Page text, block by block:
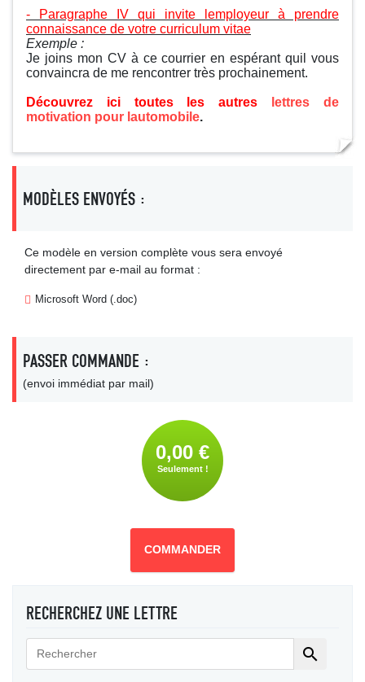
- Paragraphe IV qui invite lemployeur à prendre
connaissance de votre curriculum vitae
Exemple :
Je joins mon CV à ce courrier en espérant quil vous
convaincra de me rencontrer très prochainement.
Découvrez ici toutes les autres
lettres de
motivation pour lautomobile.
MODÈLES ENVOYÉS :
Ce modèle en version complète vous sera envoyé
directement par e-mail au format :
Microsoft Word (.doc)
PASSER COMMANDE :
(envoi immédiat par mail)
0,00 €
Seulement !
COMMANDER
RECHERCHEZ UNE LETTRE
